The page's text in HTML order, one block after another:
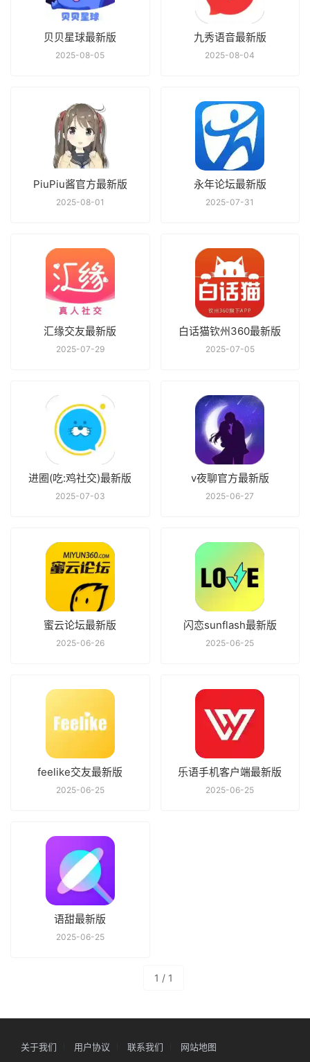
贝贝星球最新版
2025-08-05
九秀语音最新版
2025-08-04
PiuPiu酱官方最新版
2025-08-01
永年论坛最新版
2025-07-31
汇缘交友最新版
2025-07-29
白话猫钦州360最新版
2025-07-05
进圈(吃:鸡社交)最新版
2025-07-03
v夜聊官方最新版
2025-06-27
蜜云论坛最新版
2025-06-26
闪恋sunflash最新版
2025-06-25
feelike交友最新版
2025-06-25
乐语手机客户端最新版
2025-06-25
语甜最新版
2025-06-25
1 / 1
关于我们 用户协议 联系我们 网站地图